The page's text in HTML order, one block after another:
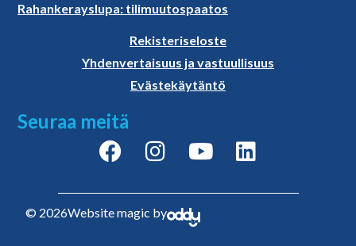
Rahankerayslupa: tilimuutospaatos
Rekisteriseloste
Yhdenvertaisuus ja vastuullisuus
Evästekäytäntö
Seuraa meitä
© 2026Website magic by